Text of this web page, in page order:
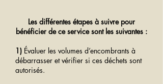
Les différentes étapes à suivre pour
bénéficier de ce service sont les suivantes :
1) Évaluer les volumes d’encombrants à
débarrasser et vérifier si ces déchets sont
autorisés.